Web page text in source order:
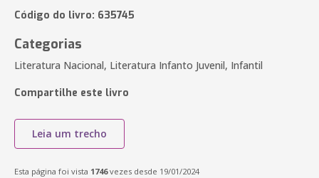
Código do livro: 635745
Categorias
Literatura Nacional, Literatura Infanto Juvenil, Infantil
Compartilhe este livro
Leia um trecho
Esta página foi vista 1746vezes desde 19/01/2024